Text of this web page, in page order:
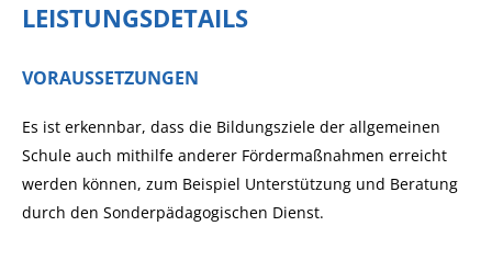
LEISTUNGSDETAILS
VORAUSSETZUNGEN
Es ist erkennbar, dass die Bildungsziele der allgemeinen
Schule auch mithilfe anderer Fördermaßnahmen erreicht
werden können, zum Beispiel Unterstützung und Beratung
durch den Sonderpädagogischen Dienst.